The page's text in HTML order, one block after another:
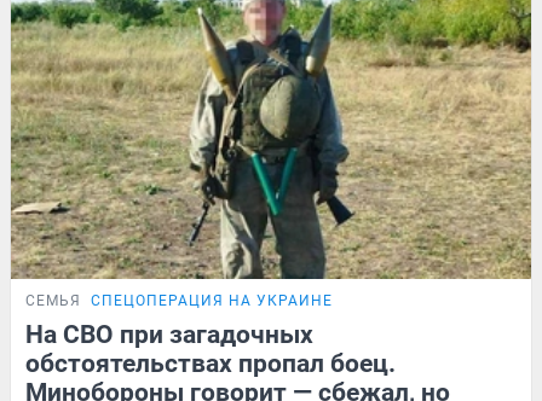
СЕМЬЯ СПЕЦОПЕРАЦИЯ НА УКРАИНЕ
На СВО при загадочных
обстоятельствах пропал боец.
Минобороны говорит — сбежал, но